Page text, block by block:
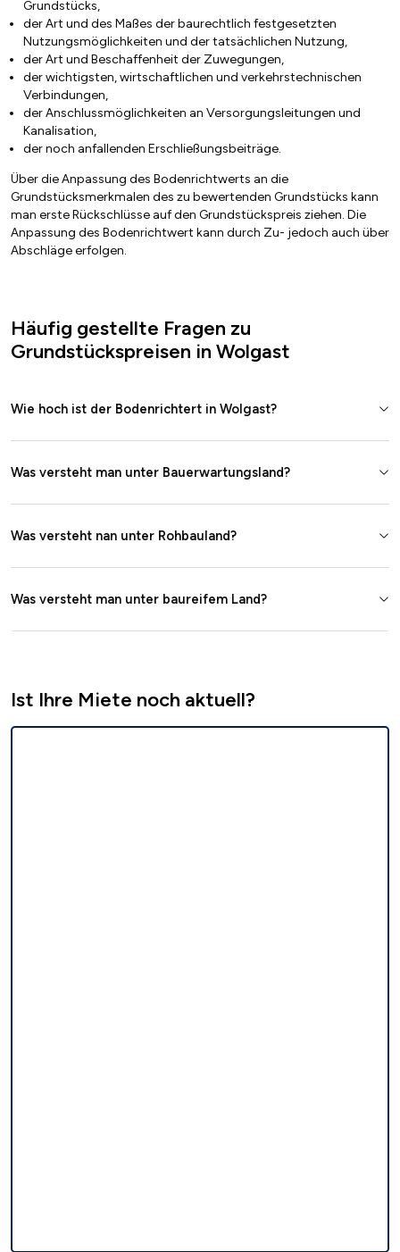
Grundstücks,
der Art und des Maßes der baurechtlich festgesetzten
Nutzungsmöglichkeiten und der tatsächlichen Nutzung,
der Art und Beschaffenheit der Zuwegungen,
der wichtigsten, wirtschaftlichen und verkehrstechnischen
Verbindungen,
der Anschlussmöglichkeiten an Versorgungsleitungen und
Kanalisation,
der noch anfallenden Erschließungsbeiträge.
Über die Anpassung des Bodenrichtwerts an die
Grundstücksmerkmalen des zu bewertenden Grundstücks kann
man erste Rückschlüsse auf den Grundstückspreis ziehen. Die
Anpassung des Bodenrichtwert kann durch Zu- jedoch auch über
Abschläge erfolgen.
Häufig gestellte Fragen zu
Grundstückspreisen in Wolgast
Wie hoch ist der Bodenrichtert in Wolgast?
Was versteht man unter Bauerwartungsland?
Was versteht nan unter Rohbauland?
Was versteht man unter baureifem Land?
Ist Ihre Miete noch aktuell?